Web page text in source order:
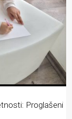
Proglašeni